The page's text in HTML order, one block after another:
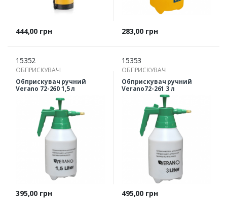
Ціна
444,00 грн Ціна
283,00 грн
15352
ОБПРИСКУВАЧІ
Обприскувач ручний
Verano 72-260 1,5 л
Ціна
395,00 грн
15353
ОБПРИСКУВАЧІ
Обприскувач ручний
Verano72-261 3 л
Ціна
495,00 грн